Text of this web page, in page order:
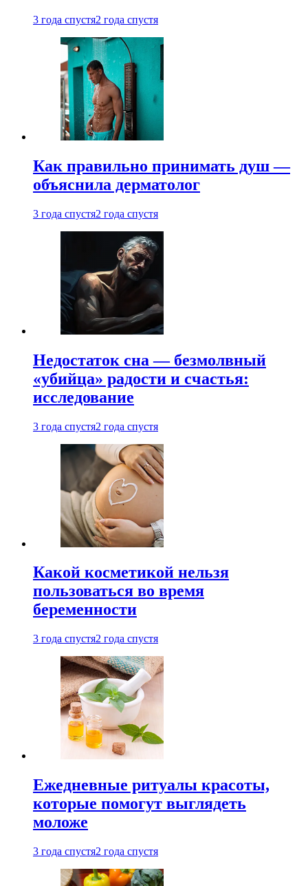
3 года спустя2 года спустя
Как правильно принимать душ —
объяснила дерматолог
3 года спустя2 года спустя
Недостаток сна — безмолвный
«убийца» радости и счастья:
исследование
3 года спустя2 года спустя
Какой косметикой нельзя
пользоваться во время
беременности
3 года спустя2 года спустя
Ежедневные ритуалы красоты,
которые помогут выглядеть
моложе
3 года спустя2 года спустя